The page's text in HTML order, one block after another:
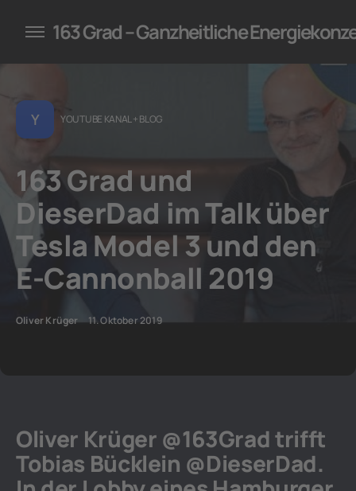
für Unternehmen
163 Grad – Ganzheitliche
Y YOUTUBE KANAL + BLOG
163 Grad und
DieserDad im Talk über
Tesla Model 3 und den
E-Cannonball 2019
Oliver Krüger 11. Oktober 2019
Oliver Krüger @163Grad trifft
Tobias Bücklein @DieserDad.